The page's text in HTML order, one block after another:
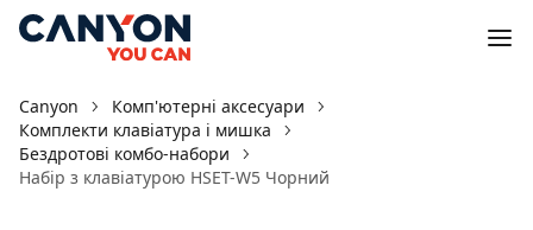
Canyon
Комп'ютерні аксесуари
Комплекти клавіатура і мишка
Бездротові комбо-набори
Набір з клавіатурою HSET-W5 Чорний